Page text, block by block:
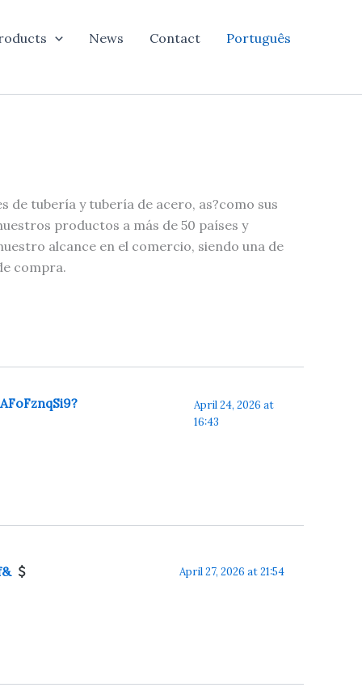
News Contact Português
de tubería y tubería de acero, as?como sus
productos a más de 50 países y
alcance en el comercio, siendo una de
compra.
April 24, 2026 at
16:43
April 27, 2026 at 21:54